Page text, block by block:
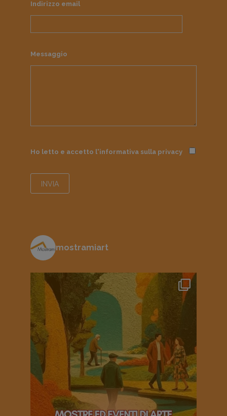
Indirizzo email
Messaggio
Ho letto e accetto l'informativa sulla privacy
mostramiart